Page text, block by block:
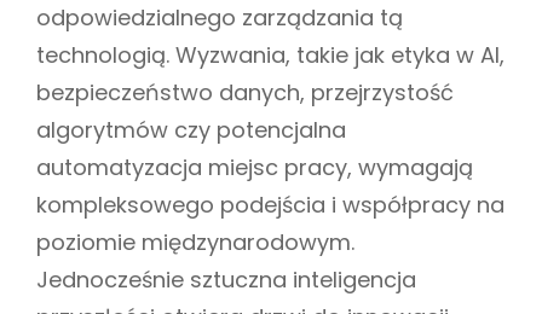
odpowiedzialnego zarządzania tą
technologią. Wyzwania, takie jak etyka w AI,
bezpieczeństwo danych, przejrzystość
algorytmów czy potencjalna
automatyzacja miejsc pracy, wymagają
kompleksowego podejścia i współpracy na
poziomie międzynarodowym.
Jednocześnie sztuczna inteligencja